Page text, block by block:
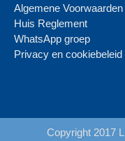
Algemene Voorwaarden
Huis Reglement
WhatsApp groep
Privacy en cookiebeleid
Copyright 2017